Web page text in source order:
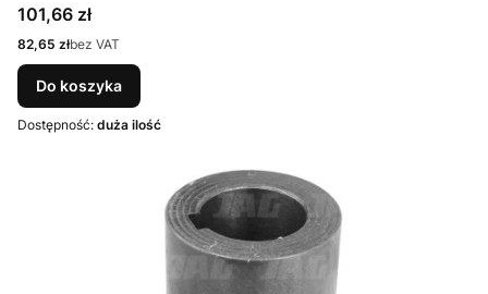
Cena
101,66 zł
Cena
82,65 złbez VAT
Do koszyka
Dostępność: duża ilość